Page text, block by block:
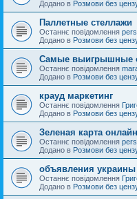
Додано в Розмови без
Паллетные стеллажи
Останнє повідомлення
Додано в Розмови без
Самые выигрышные
Останнє повідомлення
Додано в Розмови без
крауд маркетинг
Останнє повідомлення
Додано в Розмови без
Зеленая карта онлайн
Останнє повідомлення
Додано в Розмови без
объявления украины
Останнє повідомлення
Додано в Розмови без